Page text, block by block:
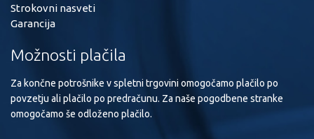
Strokovni nasveti
Garancija
Možnosti plačila
Za končne potrošnike v spletni trgovini omogočamo plačilo po
povzetju ali plačilo po predračunu. Za naše pogodbene stranke
omogočamo še odloženo plačilo.